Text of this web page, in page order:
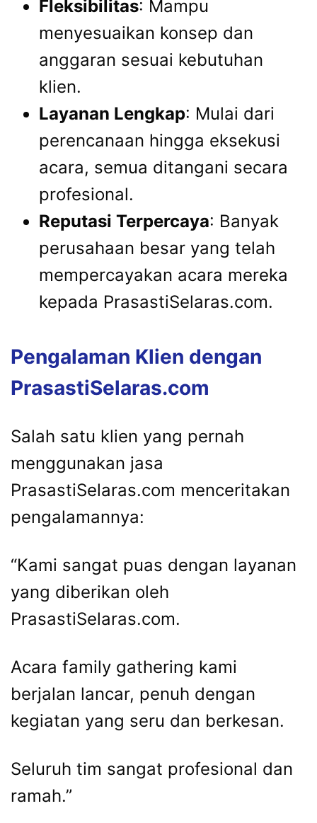
Fleksibilitas: Mampu
menyesuaikan konsep dan
anggaran sesuai kebutuhan
klien.
Layanan Lengkap: Mulai dari
perencanaan hingga eksekusi
acara, semua ditangani secara
profesional.
Reputasi Terpercaya: Banyak
perusahaan besar yang telah
mempercayakan acara mereka
kepada PrasastiSelaras.com.
Pengalaman Klien dengan
PrasastiSelaras.com
Salah satu klien yang pernah
menggunakan jasa
PrasastiSelaras.com menceritakan
pengalamannya:
“Kami sangat puas dengan layanan
yang diberikan oleh
PrasastiSelaras.com.
Acara family gathering kami
berjalan lancar, penuh dengan
kegiatan yang seru dan berkesan.
Seluruh tim sangat profesional dan
ramah.”